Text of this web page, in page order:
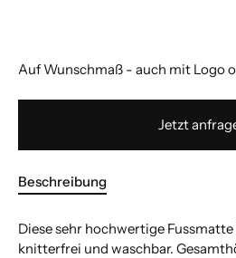
Auf Wunschmaß - auch mit Logo
Jetzt
Beschreibung
Diese sehr hochwertige
knitterfrei und waschbar.